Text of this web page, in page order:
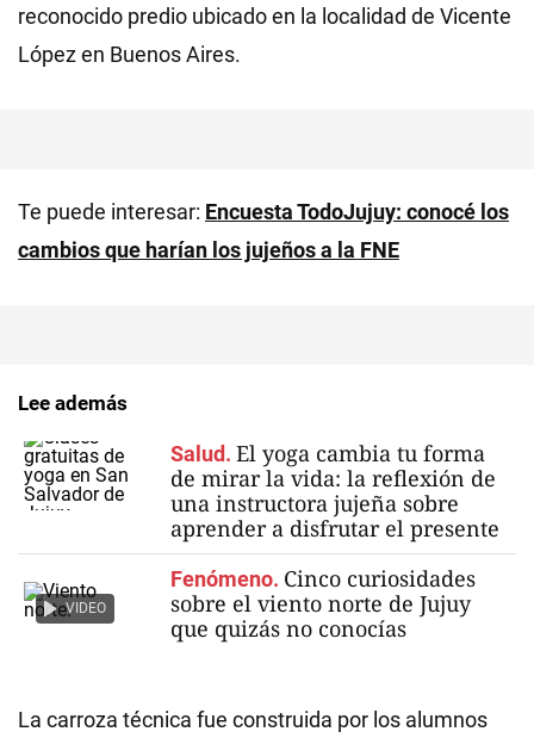
reconocido predio ubicado en la localidad de Vicente
López en Buenos Aires.
Te puede interesar: Encuesta TodoJujuy: conocé los
cambios que harían los jujeños a la FNE
Lee además
Salud. El yoga cambia tu forma
de mirar la vida: la reflexión de
una instructora jujeña sobre
aprender a disfrutar el presente
VIDEO
Fenómeno. Cinco curiosidades
sobre el viento norte de Jujuy
que quizás no conocías
La carroza técnica fue construida por los alumnos